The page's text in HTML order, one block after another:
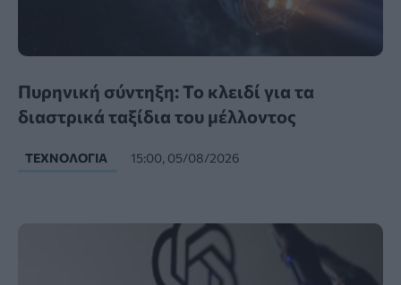
Πυρηνική σύντηξη: Το κλειδί για τα
διαστρικά ταξίδια του μέλλοντος
ΤΕΧΝΟΛΟΓΊΑ 15:00, 05/08/2026